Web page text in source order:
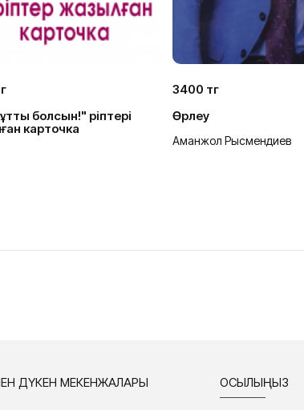
болсын!" әріптері
карточка
3400 тг
Өрлеу
Аманжол Рысмендиев
ДҮКЕН МЕКЕНЖАЛАРЫ ҚОСЫЛЫҢЫЗ